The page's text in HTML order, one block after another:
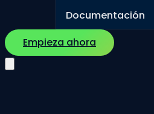
Documentación
Empieza ahora